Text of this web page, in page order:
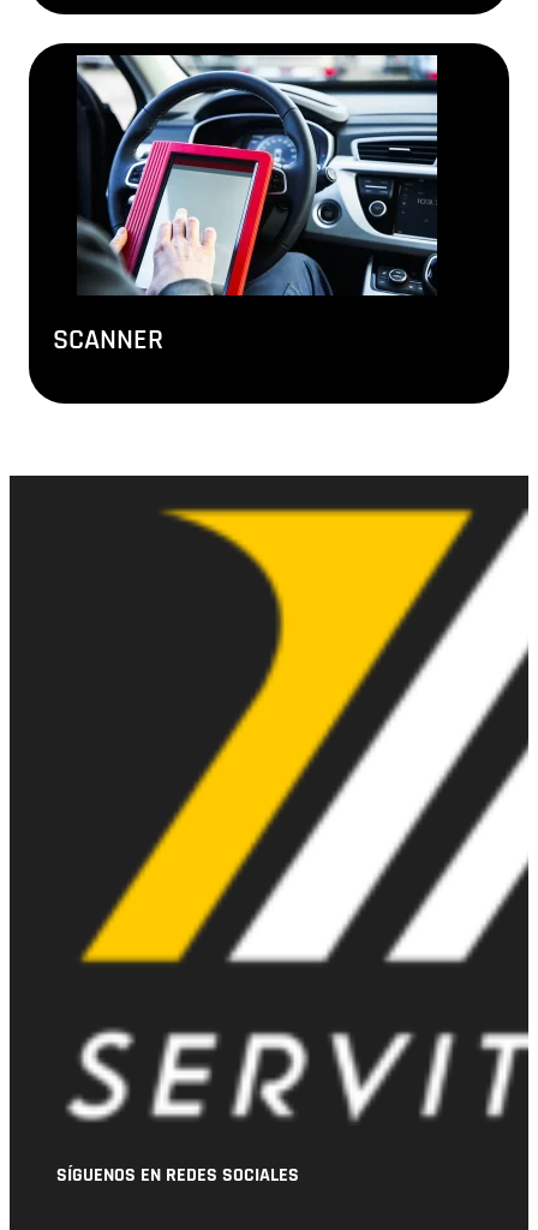
SCANNER
SÍGUENOS EN REDES SOCIALES